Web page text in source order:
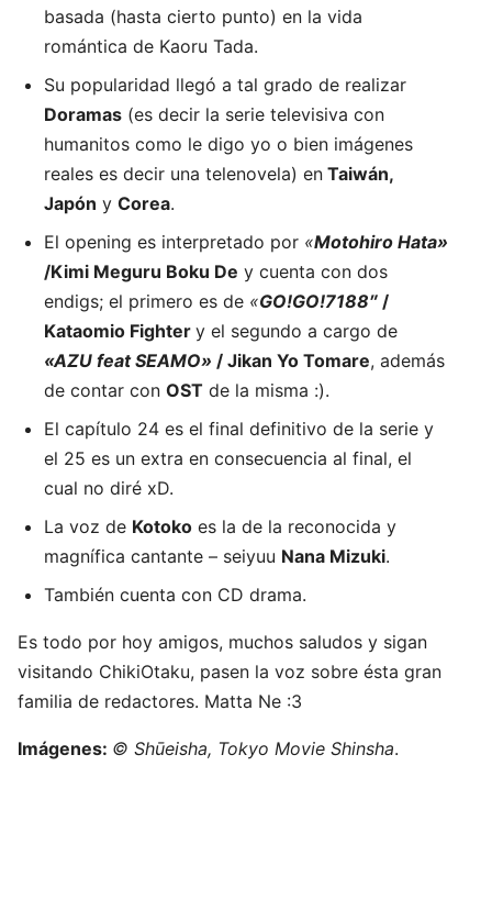
basada (hasta cierto punto) en la vida
romántica de Kaoru Tada.
Su popularidad llegó a tal grado de realizar
Doramas (es decir la serie televisiva con
humanitos como le digo yo o bien imágenes
reales es decir una telenovela) en Taiwán,
Japón y Corea.
El opening es interpretado por «Motohiro Hata»
/Kimi Meguru Boku De y cuenta con dos
endigs; el primero es de «GO!GO!7188″ /
Kataomio Fighter y el segundo a cargo de
«AZU feat SEAMO» / Jikan Yo Tomare, además
de contar con OST de la misma :).
El capítulo 24 es el final definitivo de la serie y
el 25 es un extra en consecuencia al final, el
cual no diré xD.
La voz de Kotoko es la de la reconocida y
magnífica cantante – seiyuu Nana Mizuki.
También cuenta con CD drama.
Es todo por hoy amigos, muchos saludos y sigan
visitando ChikiOtaku, pasen la voz sobre ésta gran
familia de redactores. Matta Ne :3
Imágenes: © Shūeisha, Tokyo Movie Shinsha.